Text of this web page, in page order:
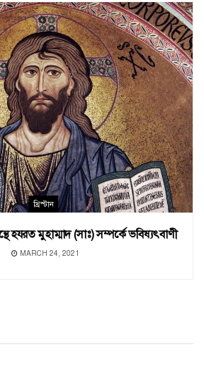
খ্রিস্টান
হযরত মুহাম্মাদ (সাঃ) সম্পর্কে ভবিষ্যৎবাণী
MARCH 24, 2021